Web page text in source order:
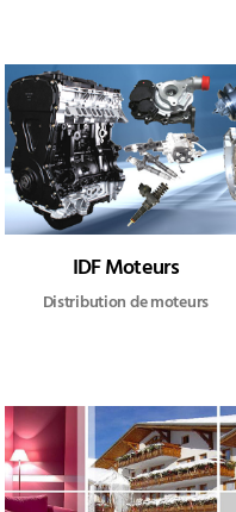
IDF Moteurs
Distribution de moteurs